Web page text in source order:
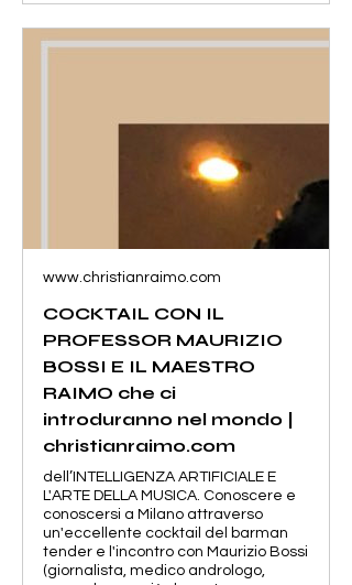
www.christianraimo.com
COCKTAIL CON IL
PROFESSOR MAURIZIO
BOSSI E IL MAESTRO
RAIMO che ci
introduranno nel mondo |
christianraimo.com
dell’INTELLIGENZA ARTIFICIALE E
L'ARTE DELLA MUSICA. Conoscere e
conoscersi a Milano attraverso
un'eccellente cocktail del barman
tender e l'incontro con Maurizio Bossi
(giornalista, medico andrologo,